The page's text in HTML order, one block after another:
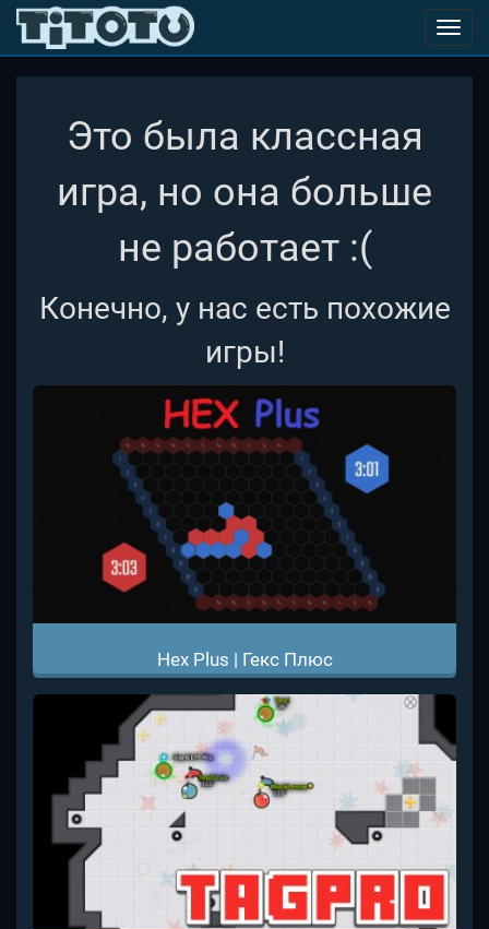
Это была классная
игра, но она больше
не работает :(
Конечно, у нас есть похожие
игры!
Hex Plus | Гекс Плюс